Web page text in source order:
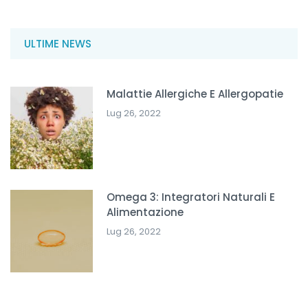
ULTIME NEWS
Malattie Allergiche E Allergopatie
Lug 26, 2022
Omega 3: Integratori Naturali E
Alimentazione
Lug 26, 2022